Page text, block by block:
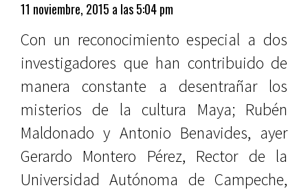
11 noviembre, 2015 a las 5:04 pm
Con un reconocimiento especial a dos
investigadores que han contribuido de
manera constante a desentrañar los
misterios de la cultura Maya; Rubén
Maldonado y Antonio Benavides, ayer
Gerardo Montero Pérez, Rector de la
Universidad Autónoma de Campeche,